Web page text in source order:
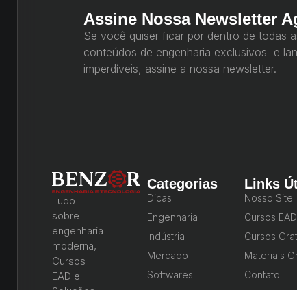
Assine Nossa Newsletter
Se você quiser ficar por dentro de todas
conteúdos de engenharia exclusivos e
imperdíveis, assine a nossa newsletter.
Tudo
sobre
engenharia
moderna,
Cursos
EAD e
Categorias
Dicas
Engenharia
Indústria
Mercado
Softwares
Links
Nosso Site
Cursos EAD
Cursos
Materiais
Contato